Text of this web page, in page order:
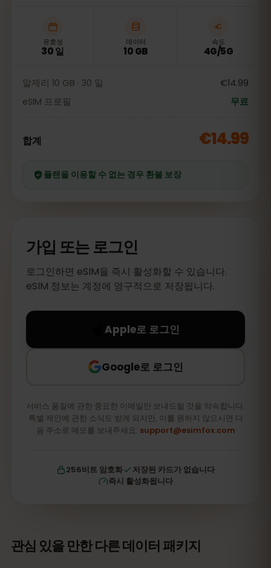
유효성
30 일
데이터
10 GB
속도
4G/5G
알제리 10 GB · 30 일
€14.99
eSIM 프로필
무료
합계 €14.99
플랜을 이용할 수 없는 경우 환불 보장
가입 또는 로그인
로그인하면 eSIM을 즉시 활성화할 수 있습니다.
eSIM 정보는 계정에 영구적으로 저장됩니다.
Apple로 로그인
Google로 로그인
서비스 품질에 관한 중요한 이메일만 보내드릴 것을 약속합니다.
특별 제안에 관한 소식도 받게 되지만, 이를 원하지 않으시면 다
음 주소로 메모를 보내주세요: support@esimfox.com
256비트 암호화
저장된 카드가 없습니다
즉시 활성화됩니다
관심 있을 만한 다른 데이터 패키지